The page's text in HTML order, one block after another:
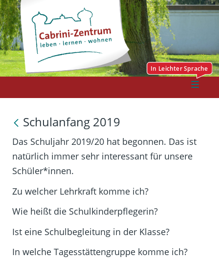
Schulanfang 2019
Das Schuljahr 2019/20 hat begonnen. Das ist
natürlich immer sehr interessant für unsere
Schüler*innen.
Zu welcher Lehrkraft komme ich?
Wie heißt die Schulkinderpflegerin?
Ist eine Schulbegleitung in der Klasse?
In welche Tagesstättengruppe komme ich?